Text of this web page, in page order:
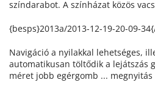
színdarabot. A színházat közös
{besps}2013a/2013-12-19-20-09-
Navigáció a nyilakkal lehetséges,
automatikusan töltődik a lejátszás
méret jobb egérgomb ...